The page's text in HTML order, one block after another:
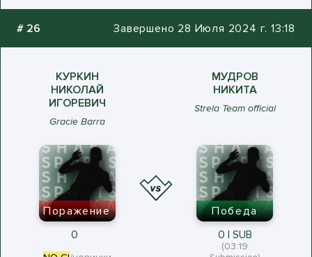
# 26 Завершено 28 Июля 2024 г. 13:18
КУРКИН
НИКОЛАЙ
ИГОРЕВИЧ
Gracie Barra
МУДРОВ
НИКИТА
Strela Team official
Поражение
0
Победа
0 | SUB
(03:19